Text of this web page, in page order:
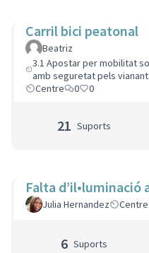
Carril bici peatonal
Beatriz
3.1 Apostar per mobilitat
amb seguretat pels
Centre
0 0
21 Suports
Falta d’il•luminació
Julia Hernandez Centre
6 Suports